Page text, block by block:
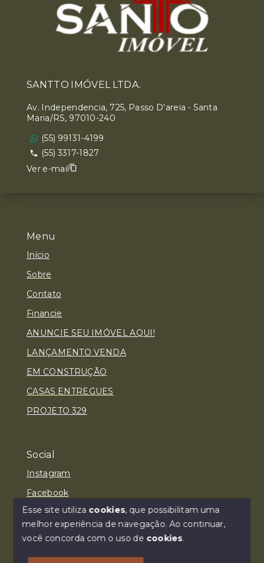
Menu
Início
Sobre
Contato
Financie
ANUNCIE SEU IMÓVEL AQUI!
LANÇAMENTO VENDA
EM CONSTRUÇÃO
CASAS ENTREGUES
PROJETO 329
Social
Instagram
Facebook
© Copyright 2026 - SANTTO IMÓVEL LTDA. - Todos os
SANTTO IMÓVEL LTDA.
Av. Independencia, 725, Passo D'areia - Santa
Maria/RS, 97010-240
(55) 99131-4199
(55) 3317-1827
Ver e-mail
Esse site utiliza cookies, que possibilitam uma
melhor experiência de navegação.Ao continuar,
você concorda com o uso de cookies.